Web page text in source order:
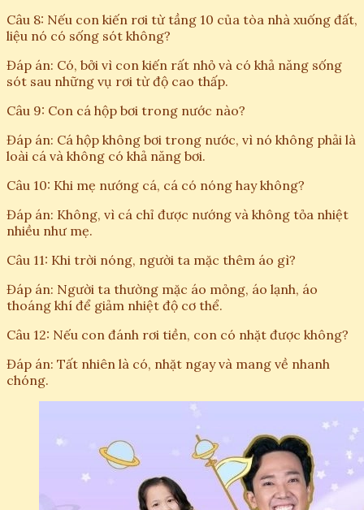
Câu 8: Nếu con kiến rơi từ tầng 10 của tòa nhà xuống đất,
liệu nó có sống sót không?
Đáp án: Có, bởi vì con kiến rất nhỏ và có khả năng sống
sót sau những vụ rơi từ độ cao thấp.
Câu 9: Con cá hộp bơi trong nước nào?
Đáp án: Cá hộp không bơi trong nước, vì nó không phải là
loài cá và không có khả năng bơi.
Câu 10: Khi mẹ nướng cá, cá có nóng hay không?
Đáp án: Không, vì cá chỉ được nướng và không tỏa nhiệt
nhiều như mẹ.
Câu 11: Khi trời nóng, người ta mặc thêm áo gì?
Đáp án: Người ta thường mặc áo mỏng, áo lạnh, áo
thoáng khí để giảm nhiệt độ cơ thể.
Câu 12: Nếu con đánh rơi tiền, con có nhặt được không?
Đáp án: Tất nhiên là có, nhặt ngay và mang về nhanh
chóng.